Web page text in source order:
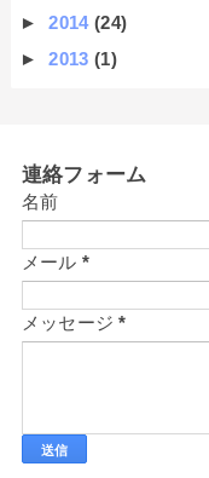
►2014(24)
►2013(1)
連絡フォーム
名前
メール *
メッセージ*